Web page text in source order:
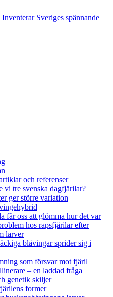
och referenser
vi tre svenska dagfjärilar?
ger större variation
får oss att glömma hur det var
hos rapsfjärilar efter
larver
blåvingar sprider sig i
som försvar mot fjäril
– en laddad fråga
genetik skiljer
former